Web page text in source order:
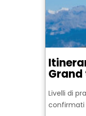
Livelli di
confirmati